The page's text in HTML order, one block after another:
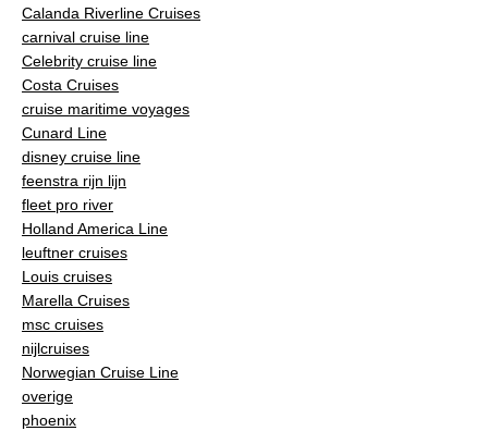
Calanda Riverline Cruises
carnival cruise line
Celebrity cruise line
Costa Cruises
cruise maritime voyages
Cunard Line
disney cruise line
feenstra rijn lijn
fleet pro river
Holland America Line
leuftner cruises
Louis cruises
Marella Cruises
msc cruises
nijlcruises
Norwegian Cruise Line
overige
phoenix